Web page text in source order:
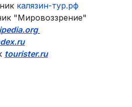
калязин-тур.рф
"Мировоззрение"
tourister.ru